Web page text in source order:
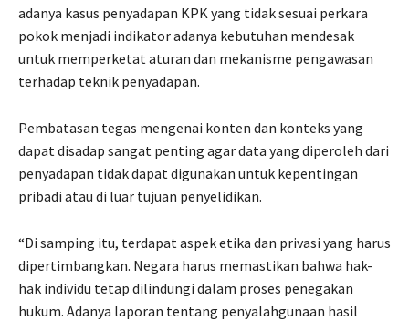
adanya kasus penyadapan KPK yang tidak sesuai perkara
pokok menjadi indikator adanya kebutuhan mendesak
untuk memperketat aturan dan mekanisme pengawasan
terhadap teknik penyadapan.
Pembatasan tegas mengenai konten dan konteks yang
dapat disadap sangat penting agar data yang diperoleh dari
penyadapan tidak dapat digunakan untuk kepentingan
pribadi atau di luar tujuan penyelidikan.
“Di samping itu, terdapat aspek etika dan privasi yang harus
dipertimbangkan. Negara harus memastikan bahwa hak-
hak individu tetap dilindungi dalam proses penegakan
hukum. Adanya laporan tentang penyalahgunaan hasil